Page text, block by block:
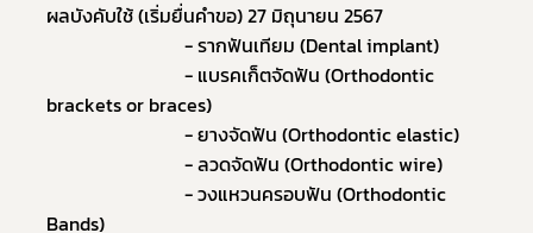
ผลบังคับใช้ (เริ่มยื่นคำขอ) 27 มิถุนายน 2567
							 - รากฟันเทียม (Dental implant)
- แบรคเก็ตจัดฟัน (Orthodontic
brackets or braces)
- ยางจัดฟัน (Orthodontic elastic)
- ลวดจัดฟัน (Orthodontic wire)
- วงแหวนครอบฟัน (Orthodontic
Bands)